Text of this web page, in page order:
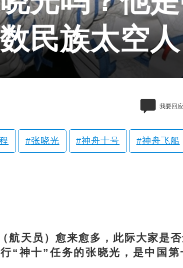
民族太空人
我要回应
张晓光 神舟十号 神舟飞船
天员）愈来愈多，此际大家是否
“神十”任务的张晓光，是中国